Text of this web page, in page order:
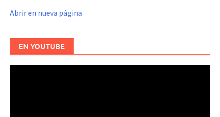
Abrir en nueva página
EN YOUTUBE